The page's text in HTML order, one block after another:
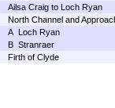
Ailsa Craig to Loch Ryan
North Channel and
A Loch Ryan
B Stranraer
Firth of Clyde